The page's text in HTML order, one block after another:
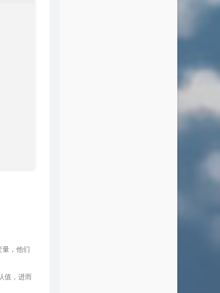
量，他们
值，进而